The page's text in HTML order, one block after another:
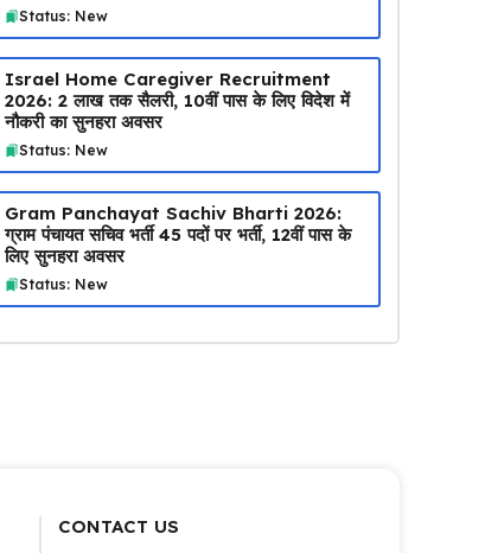
Status: New
Israel Home Caregiver Recruitment
2026: ₹2 लाख तक सैलरी, 10वीं पास के लिए विदेश में
नौकरी का सुनहरा अवसर
Status: New
Gram Panchayat Sachiv Bharti 2026:
ग्राम पंचायत सचिव भर्ती 45 पदों पर भर्ती, 12वीं पास के
लिए सुनहरा अवसर
Status: New
CONTACT US